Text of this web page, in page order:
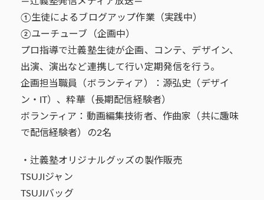
①生徒によるブログアップ作業（実践中）
②ユーチューブ（企画中）
プロ指導で辻義塾生徒が企画、コンテ、デザイン、
出演、演出など連携して行い定期発信を行う。
企画担当職員（ボランティア）：源弘史（デザイ
ン・IT）、粋華（長期配信経験者）
ボランティア：動画編集技術者、作曲家（共に趣味
で配信経験者）の2名
・辻義塾オリジナルグッズの製作販売
TSUJIジャン
TSUJIバッグ